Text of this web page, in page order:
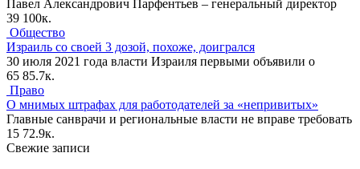
Павел Александрович Парфентьев – генеральный директор
39 100к.
Общество
Израиль со своей 3 дозой, похоже, доигрался
30 июля 2021 года власти Израиля первыми объявили о
65 85.7к.
Право
О мнимых штрафах для работодателей за «непривитых»
Главные санврачи и региональные власти не вправе требовать
15 72.9к.
Свежие записи